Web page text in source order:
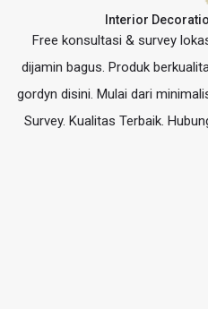
Interior
Free konsultasi & survey
dijamin bagus. Produk
gordyn disini. Mulai dari
Survey. Kualitas Terbaik.